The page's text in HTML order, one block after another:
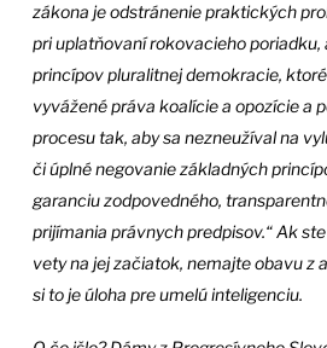
zákona je odstránenie praktických
pri uplatňovaní rokovacieho poriadku,
princípov pluralitnej demokracie,
vyvážené práva koalície a opozície a
procesu tak, aby sa nezneužíval na
či úplné negovanie základných
garanciu zodpovedného,
prijímania právnych predpisov.“ Ak
vety na jej začiatok, nemajte obavu z
si to je úloha pre umelú inteligenciu.